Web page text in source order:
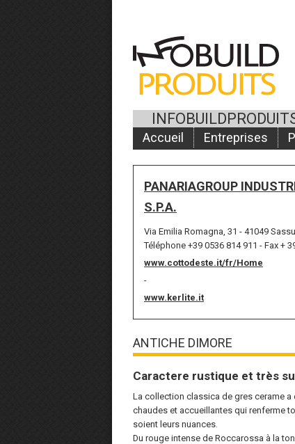
Accueil Entreprises
PANARIAGROUP
S.P.A.
Via Emilia Romagna, 31 - 41049
Téléphone +39 0536 814 911 - Fax +
www.cottodeste.it/fr/Home
-
www.kerlite.it
ANTICHE DIMORE
Caractere rustique et très
La collection classica de gres cerame a
chaudes et accueillantes qui renferme
soient leurs nuances.
Du rouge intense de Roccarossa à la